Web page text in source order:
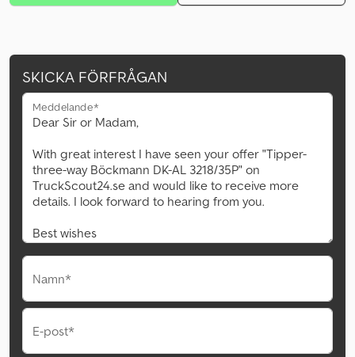
SKICKA FÖRFRÅGAN
Meddelande*
Namn*
E-post*